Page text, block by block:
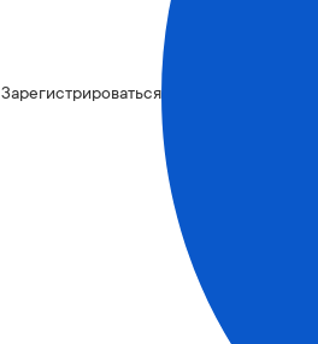
Зарегистрироваться